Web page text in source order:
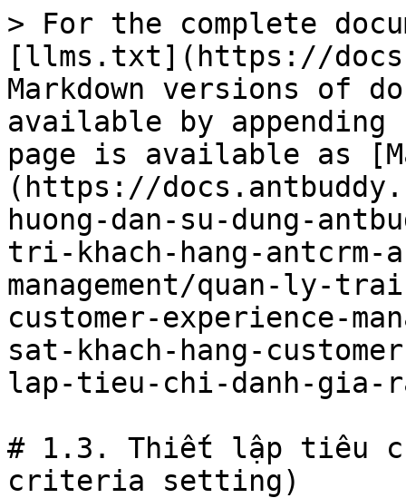
> For the complete
[llms.txt](https://
Markdown versions of
available by
page is available as
(https://
huong-dan-su-dung-
tri-khach-hang-antcrm-
management/quan-ly-
customer-experience-
sat-khach-hang-
lap-tieu-chi-danh-
# 1.3. Thiết lập tiêu
criteria setting)